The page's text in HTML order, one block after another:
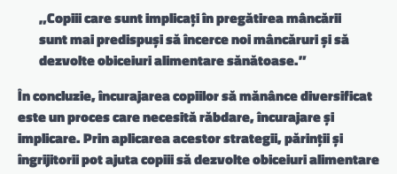
„Copiii care sunt implicați în pregătirea mâncării
sunt mai predispuși să încerce noi mâncăruri și să
dezvolte obiceiuri alimentare sănătoase.”
În concluzie, încurajarea copiilor să mănânce diversificat
este un proces care necesită răbdare, încurajare și
implicare. Prin aplicarea acestor strategii, părinții și
îngrijitorii pot ajuta copiii să dezvolte obiceiuri alimentare